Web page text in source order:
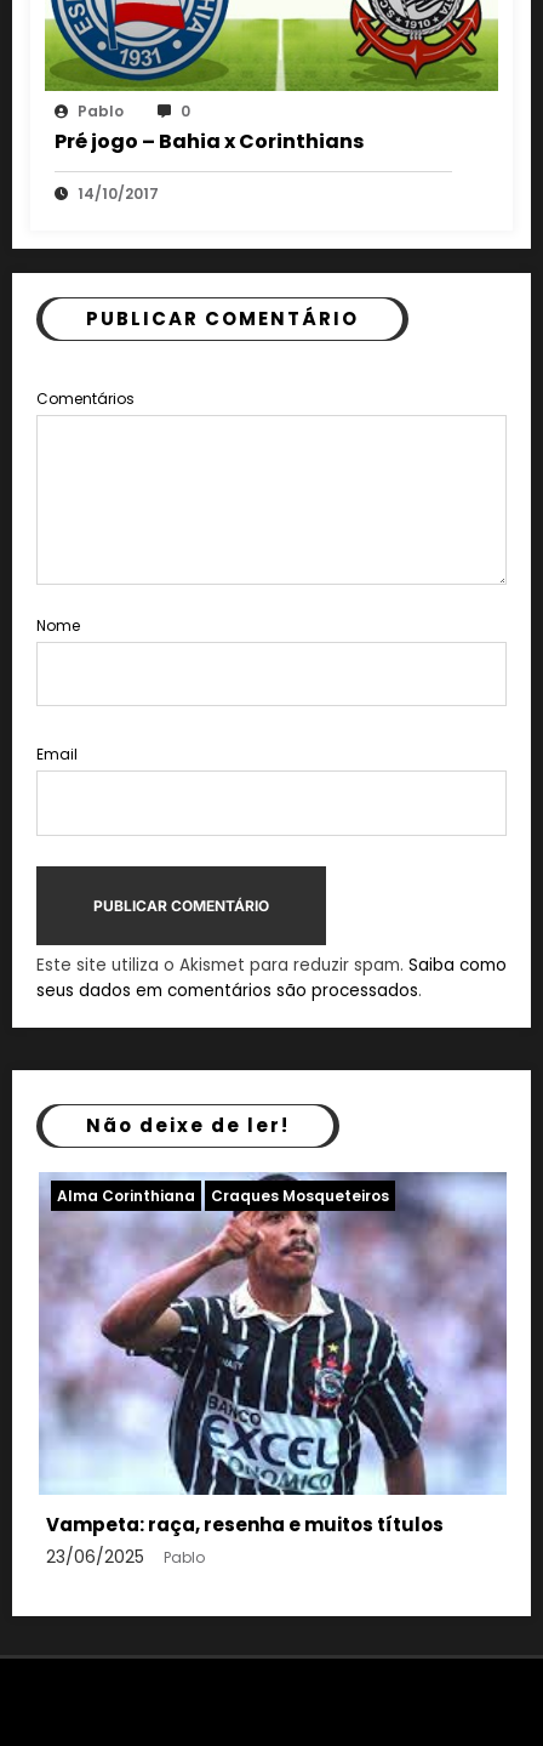
Pablo 0
Pré jogo – Bahia x Corinthians
14/10/2017
PUBLICAR COMENTÁRIO
Comentários
Nome
Email
Este site utiliza o Akismet para reduzir spam. Saiba como
seus dados em comentários são processados.
Não deixe de ler!
Craques Mosqueteiros
resenha e muitos títulos
Pablo
Alma Corinthiana
Mosqueteiros
Edilson, o
23/06/2025